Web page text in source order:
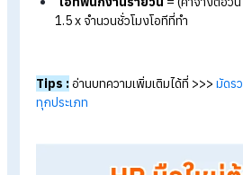
พนักงานและนายจ้างต้องจ่ายสมทบ
สูงสุดไม่เกิน 875 บาท/เดือน)